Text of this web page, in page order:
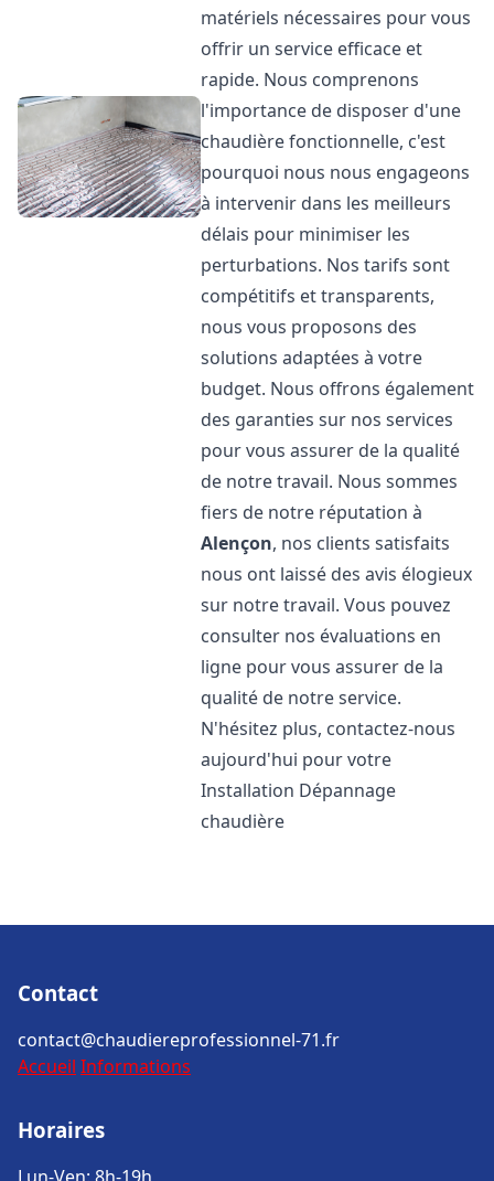
matériels nécessaires pour vous
offrir un service efficace et
rapide. Nous comprenons
l'importance de disposer d'une
chaudière fonctionnelle, c'est
pourquoi nous nous engageons
à intervenir dans les meilleurs
délais pour minimiser les
perturbations. Nos tarifs sont
compétitifs et transparents,
nous vous proposons des
solutions adaptées à votre
budget. Nous offrons également
des garanties sur nos services
pour vous assurer de la qualité
de notre travail. Nous sommes
fiers de notre réputation à
Alençon, nos clients satisfaits
nous ont laissé des avis élogieux
sur notre travail. Vous pouvez
consulter nos évaluations en
ligne pour vous assurer de la
qualité de notre service.
N'hésitez plus, contactez-nous
aujourd'hui pour votre
Installation Dépannage
chaudière
Contact
contact@chaudiereprofessionnel-71.fr
Accueil Informations
Horaires